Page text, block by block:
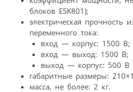
блоков ESK801);
электрическая прочность
переменного тока:
вход — корпус: 1500 В;
вход — выход: 1500 В;
выход — корпус: 500 В
габаритные размеры:
масса, не более: 2 кг.